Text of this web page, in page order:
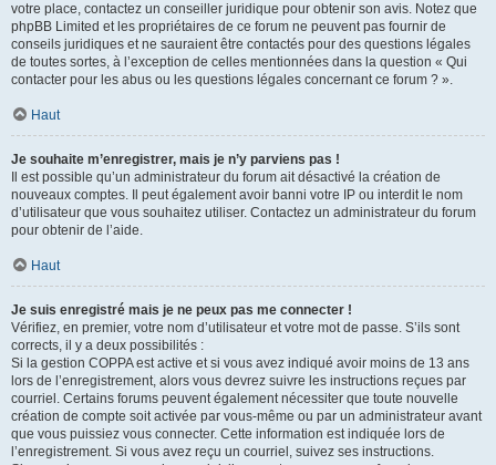
votre place, contactez un conseiller juridique pour obtenir son avis. Notez que
phpBB Limited et les propriétaires de ce forum ne peuvent pas fournir de
conseils juridiques et ne sauraient être contactés pour des questions légales
de toutes sortes, à l’exception de celles mentionnées dans la question « Qui
contacter pour les abus ou les questions légales concernant ce forum ? ».
Haut
Je souhaite m’enregistrer, mais je n’y parviens pas !
Il est possible qu’un administrateur du forum ait désactivé la création de
nouveaux comptes. Il peut également avoir banni votre IP ou interdit le nom
d’utilisateur que vous souhaitez utiliser. Contactez un administrateur du forum
pour obtenir de l’aide.
Haut
Je suis enregistré mais je ne peux pas me connecter !
Vérifiez, en premier, votre nom d’utilisateur et votre mot de passe. S’ils sont
corrects, il y a deux possibilités :
Si la gestion COPPA est active et si vous avez indiqué avoir moins de 13 ans
lors de l’enregistrement, alors vous devrez suivre les instructions reçues par
courriel. Certains forums peuvent également nécessiter que toute nouvelle
création de compte soit activée par vous-même ou par un administrateur avant
que vous puissiez vous connecter. Cette information est indiquée lors de
l’enregistrement. Si vous avez reçu un courriel, suivez ses instructions.